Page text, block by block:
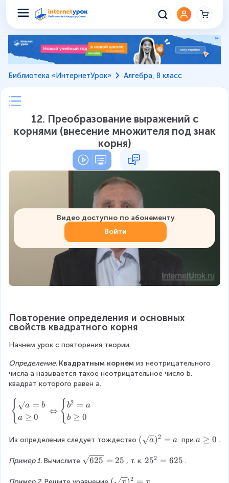
Библиотека «ИнтернетУрок» Алгебра, 8 класс
12. Преобразование выражений с
корнями (внесение множителя под знак
корня)
Видео доступно по абонементу
Войти
Повторение определения и основных
свойств квадратного корня
Начнем урок с повторения теории.
Определение. Квадратным корнем из неотрицательного
числа a называется такое неотрицательное число b,
квадрат которого равен a.
\
b
e
i
{
{ a = b
a ≥ 0
⇔ {b2 = a
b ≥ 0
Из определения следует тождество (
s
r
( a)2 = a при a
a ≥ 0 .
Пример 1. Вычислите {
s
625 = 25 , т. к. 2
^
252 = 625 .
2